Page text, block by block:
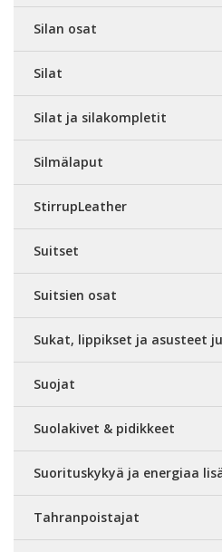
Silan osat
Silat
Silat ja silakompletit
Silmälaput
StirrupLeather
Suitset
Suitsien osat
Sukat, lippikset ja asusteet
Suojat
Suolakivet & pidikkeet
Suorituskykyä ja energiaa
Tahranpoistajat